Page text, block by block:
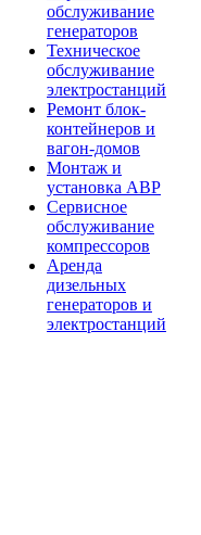
обслуживание
генераторов
Техническое
обслуживание
электростанций
Ремонт блок-
контейнеров и
вагон-домов
Монтаж и
установка АВР
Сервисное
обслуживание
компрессоров
Аренда
дизельных
генераторов и
электростанций